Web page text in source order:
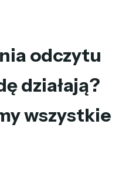
odczytu
działają?
wszystkie